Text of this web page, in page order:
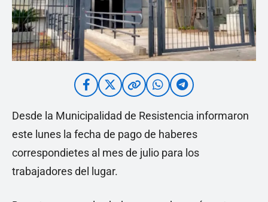
Desde la Municipalidad de Resistencia informaron
este lunes la fecha de pago de haberes
correspondietes al mes de julio para los
trabajadores del lugar.